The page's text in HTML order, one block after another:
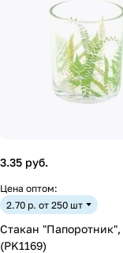
3.35 руб.
Цена оптом:
2.70 р. от 250 шт
Стакан "Папоротник",
(PK1169)